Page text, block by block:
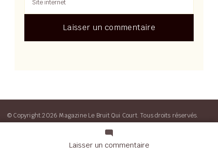
Laisser un commentairesur
© Copyright.2026 Magazine Le Bruit Qui Court. Tous droits réservés.